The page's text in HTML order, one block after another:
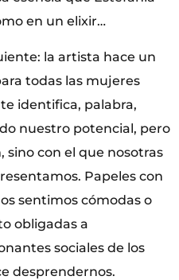
en un elixir…
la artista hace un
todas las mujeres
identifica, palabra,
nuestro potencial, pero
sino con el que nosotras
Papeles con
sentimos cómodas o
obligadas a
sociales de los
desprendernos.